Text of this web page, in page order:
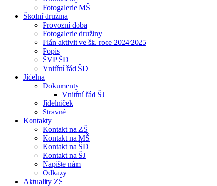
Fotogalerie MŠ
Školní družina
Provozní doba
Fotogalerie družiny
Plán aktivit ve šk. roce 2024⁄2025
Popis
ŠVP ŠD
Vnitřní řád ŠD
Jídelna
Dokumenty
Vnitřní řád ŠJ
Jídelníček
Stravné
Kontakty
Kontakt na ZŠ
Kontakt na MŠ
Kontakt na ŠD
Kontakt na ŠJ
Napište nám
Odkazy
Aktuality ZŠ